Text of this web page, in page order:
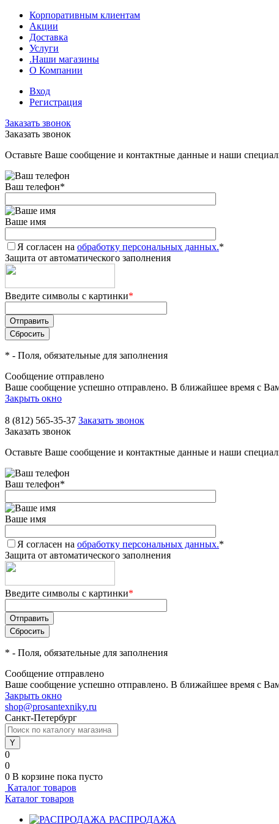
Корпоративным клиентам
Акции
Доставка
Услуги
.Наши магазины
О Компании
Вход
Регистрация
Заказать звонок
Заказать звонок
Оставьте Ваше сообщение и контактные данные и наши
Ваш телефон*
Ваше имя
Я согласен на обработку персональных данных.*
Защита от автоматического заполнения
Введите символы с картинки*
* - Поля, обязательные для заполнения
Сообщение отправлено
Ваше сообщение успешно отправлено. В ближайшее время с
Закрыть окно
8 (812) 565-35-37 Заказать звонок
Заказать звонок
Оставьте Ваше сообщение и контактные данные и наши
Ваш телефон*
Ваше имя
Я согласен на обработку персональных данных.*
Защита от автоматического заполнения
Введите символы с картинки*
* - Поля, обязательные для заполнения
Сообщение отправлено
Ваше сообщение успешно отправлено. В ближайшее время с
Закрыть окно
shop@prosantexniky.ru
Санкт-Петербург
0
0
0 В корзине пока пусто
Каталог товаров
Каталог товаров
РАСПРОДАЖА